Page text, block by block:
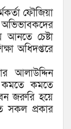
ফৌজিয়া
আনতে চেষ্টা
অধিদপ্তরে
আলাউদ্দিন
কমতে কমতে
জরুরি হয়ে
সকল প্রকার